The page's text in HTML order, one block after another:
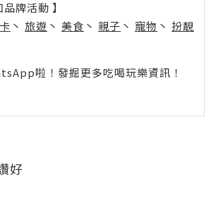
牌活動 】
丶 旅遊 丶 美食 丶 親子 丶 寵物 丶 扮靚
啦！發掘更多吃喝玩樂資訊！
好